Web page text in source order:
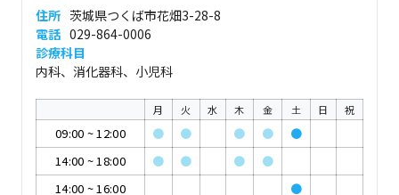
住所 茨城県つくば市花畑3-28-8
電話 029-864-0006
診療科目
内科、消化器科、小児科
月 火 水 木 金 土 日 祝
09:00 ~12:00 ● ● ● ●
●
14:00 ~18:00 ● ● ●
●
14:00 ~16:00 ●